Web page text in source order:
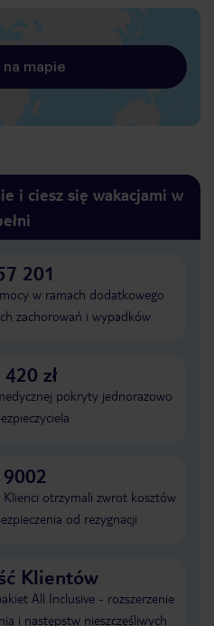
na mapie
i ciesz się wakacjami w
201
w ramach dodatkowego
zachorowań i wypadków
zł
pokryty jednorazowo
otrzymali zwrot kosztów
od rezygnacji
Klientów
All Inclusive - rozszerzenie
i następstw nieszczęśliwych